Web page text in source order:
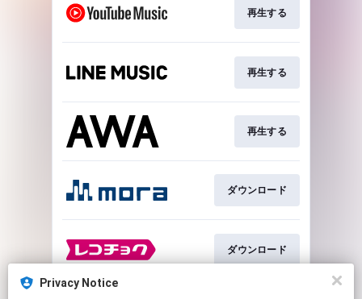
Privacy Notice
再生する
再生する
再生する
ダウンロード
ダウンロード